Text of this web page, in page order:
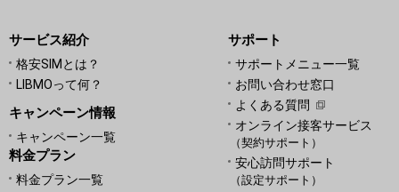
サービス紹介
格安SIMとは？
LIBMOって何？
キャンペーン情報
キャンペーン一覧
料金プラン
料金プラン一覧
サポート
サポートメニュー一覧
お問い合わせ窓口
よくある質問
オンライン接客サービス
（契約サポート）
安心訪問サポート
（設定サポート）